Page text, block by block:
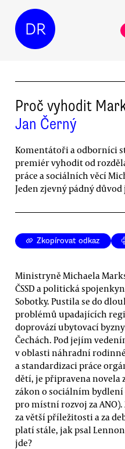
DR
Proč vyhodit
Jan Černý
Komentátoři a odborníci
premiér vyhodit od
práce a sociálních věcí
Jeden zjevný pádný
Zkopírovat odkaz
Ministryně Michaela
ČSSD a politická
Sobotky. Pustila se do
problémů upadajících
doprovází ubytovací
Čechách. Pod jejím
v oblasti náhradní
a standardizaci práce
dětí, je připravena novela
zákon o sociálním
pro místní rozvoj za ANO).
za větší příležitosti a za
platí stále, jak psal
jde?